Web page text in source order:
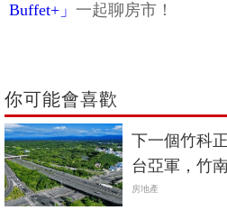
Buffet+」 一起聊房市！
你可能會喜歡
下一個竹科
台亞軍，竹
房地產